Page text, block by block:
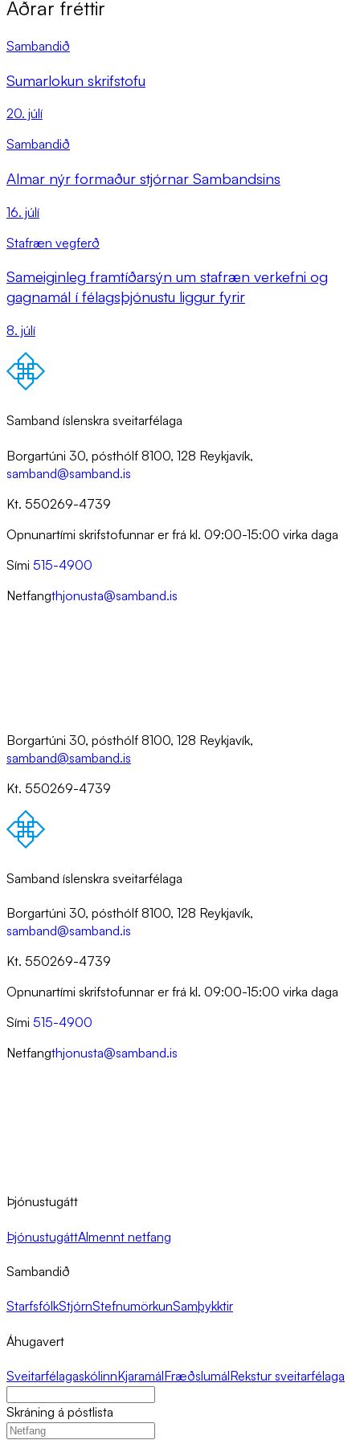
Aðrar fréttir
Sambandið
Sumarlokun skrifstofu
20. júlí
Sambandið
Almar nýr formaður stjórnar Sambandsins
16. júlí
Stafræn vegferð
Sameiginleg framtíðarsýn um stafræn verkefni og
gagnamál í félagsþjónustu liggur fyrir
8. júlí
Samband íslenskra sveitarfélaga
Borgartúni 30, pósthólf 8100, 128 Reykjavík,
samband@samband.is
Kt. 550269-4739
Opnunartími skrifstofunnar er frá kl. 09:00-15:00 virka daga
Sími 515-4900
Netfangthjonusta@samband.is
Borgartúni 30, pósthólf 8100, 128 Reykjavík,
samband@samband.is
Kt. 550269-4739
Samband íslenskra sveitarfélaga
Borgartúni 30, pósthólf 8100, 128 Reykjavík,
samband@samband.is
Kt. 550269-4739
Opnunartími skrifstofunnar er frá kl. 09:00-15:00 virka daga
Sími 515-4900
Netfangthjonusta@samband.is
Þjónustugátt
ÞjónustugáttAlmennt netfang
Sambandið
StarfsfólkStjórnStefnumörkunSamþykktir
Áhugavert
SveitarfélagaskólinnKjaramálFræðslumálRekstur sveitarfélaga
Skráning á póstlista